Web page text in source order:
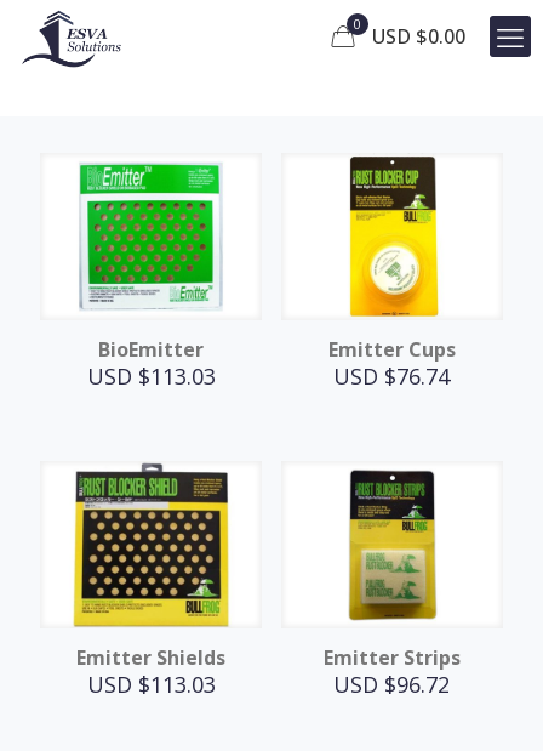
0 USD $0.00
BioEmitter
USD $113.03
Emitter Cups
USD $76.74
Emitter Shields
USD $113.03
Emitter Strips
USD $96.72